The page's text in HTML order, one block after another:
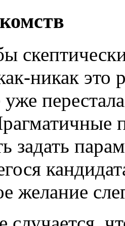
никак это
уже
задать
желание